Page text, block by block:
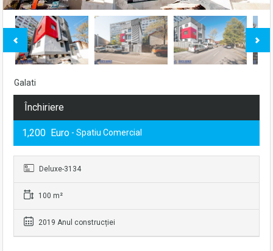
Galati
Închiriere
1,200 Euro - Spatiu Comercial
Deluxe-3134
100 m²
2019 Anul construcției